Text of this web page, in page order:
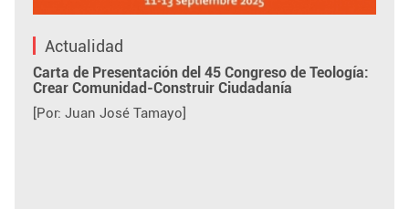
Actualidad
Carta de Presentación del 45 Congreso de Teología:
Crear Comunidad-Construir Ciudadanía
[Por: Juan José Tamayo]